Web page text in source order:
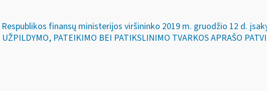
finansų ministerijos viršininko 2019 m. gruodžio 12 d.
PATEIKIMO BEI PATIKSLINIMO TVARKOS APRAŠO